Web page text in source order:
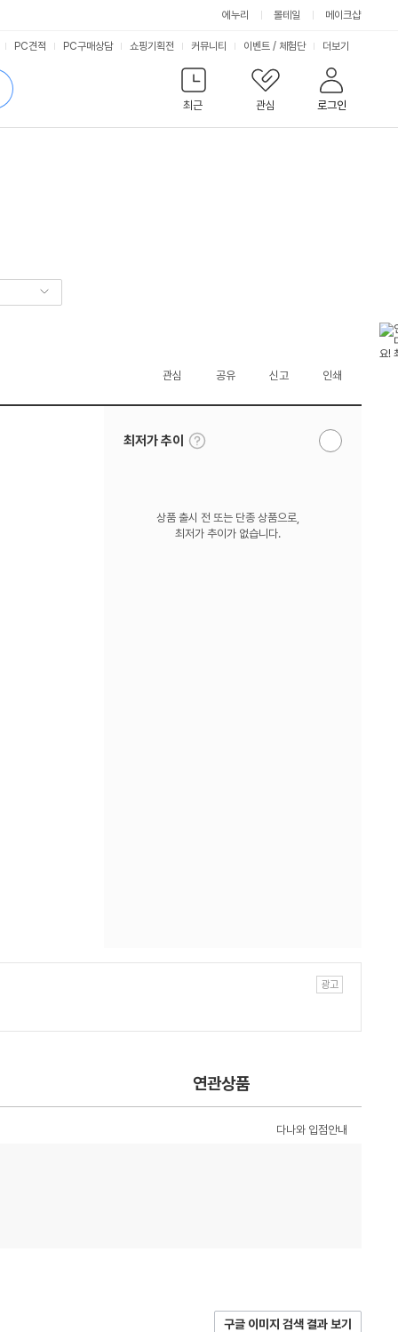
에누리 몰테일 메이크샵
최근
관심 로그인
PC견적 PC구매상담 쇼핑기획전 커뮤니티 이벤트 / 체험단 서
비
스
더보기
관심 공유 신고 인쇄
최저가 추이
툴
팁
알
상품 출시 전 또는 단종 상품으로,
최저가 추이가 없습니다.
연관상품
다나와 입점안내
구글 이미지 검색 결과 보기